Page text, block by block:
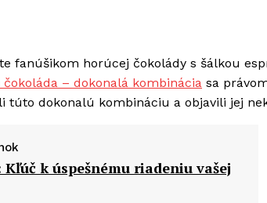
fanúšikom horúcej čokolády s šálkou
čokoláda – dokonalá kombinácia sa
túto dokonalú kombináciu a objavili jej
k úspešnému riadeniu vašej